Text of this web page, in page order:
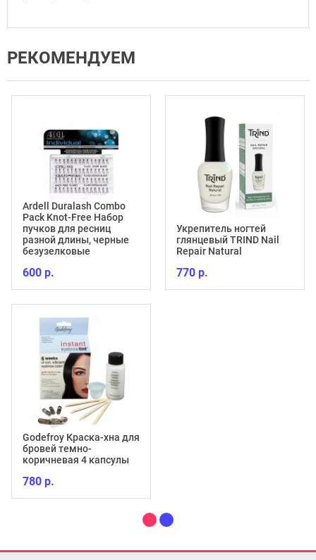
РЕКОМЕНДУЕМ
Ardell Duralash Combo
Pack Knot-Free Набор
пучков для ресниц
разной длины, черные
безузелковые
600 р.
Godefroy Краска-хна для
бровей темно-
коричневая 4 капсулы
780 р.
Укрепитель ногтей
глянцевый TRIND Nail
Repair Natural
770 р.